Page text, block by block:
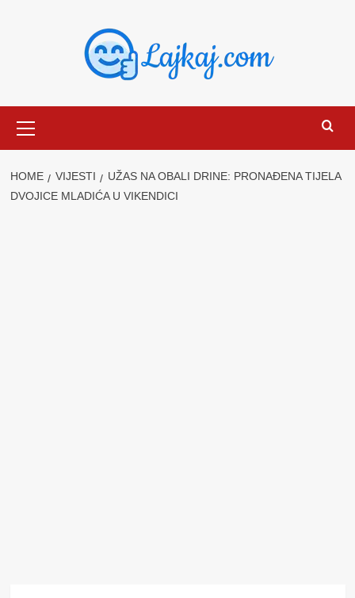
Menu
HOME VIJESTI
UŽAS NA OBALI DRINE: PRONAĐENA TIJELA
DVOJICE MLADIĆA U VIKENDICI